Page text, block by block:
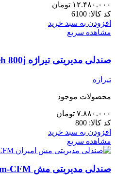
۱۲.۴۸۰.۰۰۰ تومان
کد کالا: 6100
افزودن به سبد خرید
مشاهده سریع
صندلی مدیریتی تیراژه Tirajeh 800j
تیراژه
محصولات موجود
۷.۸۸۰.۰۰۰ تومان
کد کالا: 800
افزودن به سبد خرید
مشاهده سریع
صندلی مدیریتی مش Artman Am-CFM